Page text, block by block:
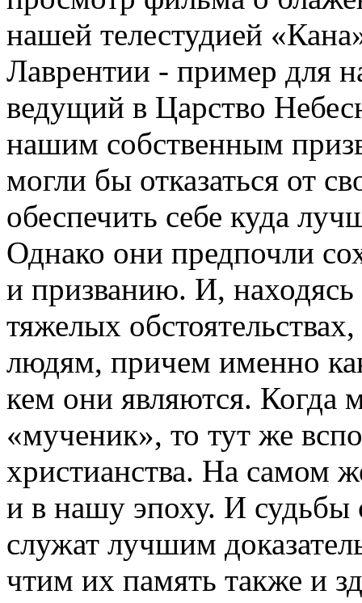
нашей телестудией
Лаврентии - пример для
ведущий в Царство
нашим собственным
могли бы отказаться от
обеспечить себе куда
Однако они предпочли
и призванию. И,
тяжелых
людям, причем именно
кем они являются. Когда
«мученик», то тут же
христианства. На самом
и в нашу эпоху. И
служат лучшим
чтим их память также и